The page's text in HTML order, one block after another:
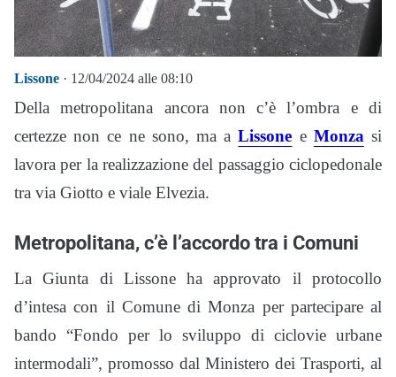
Lissone · 12/04/2024 alle 08:10
Della metropolitana ancora non c’è l’ombra e di
certezze non ce ne sono, ma aLissone e Monzasi
lavora per la realizzazione del passaggio ciclopedonale
tra via Giotto e viale Elvezia.
Metropolitana, c’è l’accordo tra i Comuni
La Giunta di Lissone ha approvato il protocollo
d’intesa con il Comune di Monza per partecipare al
bando “Fondo per lo sviluppo di ciclovie urbane
intermodali”, promosso dal Ministero dei Trasporti, al